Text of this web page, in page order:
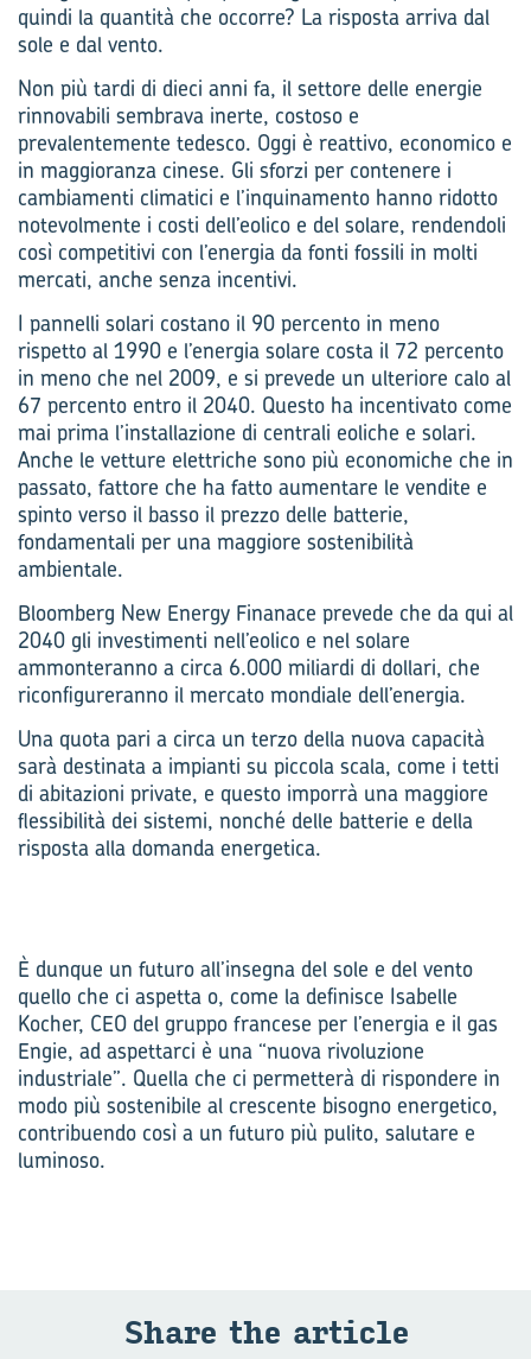
quindi la quantità che occorre? La risposta arriva dal
sole e dal vento.
Non più tardi di dieci anni fa, il settore delle energie
rinnovabili sembrava inerte, costoso e
prevalentemente tedesco. Oggi è reattivo, economico e
in maggioranza cinese. Gli sforzi per contenere i
cambiamenti climatici e l’inquinamento hanno ridotto
notevolmente i costi dell’eolico e del solare, rendendoli
così competitivi con l’energia da fonti fossili in molti
mercati, anche senza incentivi.
I pannelli solari costano il 90 percento in meno
rispetto al 1990 e l’energia solare costa il 72 percento
in meno che nel 2009, e si prevede un ulteriore calo al
67 percento entro il 2040. Questo ha incentivato come
mai prima l’installazione di centrali eoliche e solari.
Anche le vetture elettriche sono più economiche che in
passato, fattore che ha fatto aumentare le vendite e
spinto verso il basso il prezzo delle batterie,
fondamentali per una maggiore sostenibilità
ambientale.
Bloomberg New Energy Finanace prevede che da qui al
2040 gli investimenti nell’eolico e nel solare
ammonteranno a circa 6.000 miliardi di dollari, che
riconfigureranno il mercato mondiale dell’energia.
Una quota pari a circa un terzo della nuova capacità
sarà destinata a impianti su piccola scala, come i tetti
di abitazioni private, e questo imporrà una maggiore
flessibilità dei sistemi, nonché delle batterie e della
risposta alla domanda energetica.
È dunque un futuro all’insegna del sole e del vento
quello che ci aspetta o, come la definisce Isabelle
Kocher, CEO del gruppo francese per l’energia e il gas
Engie, ad aspettarci è una “nuova rivoluzione
industriale”. Quella che ci permetterà di rispondere in
modo più sostenibile al crescente bisogno energetico,
contribuendo così a un futuro più pulito, salutare e
luminoso.
Share the ar­ti­cle